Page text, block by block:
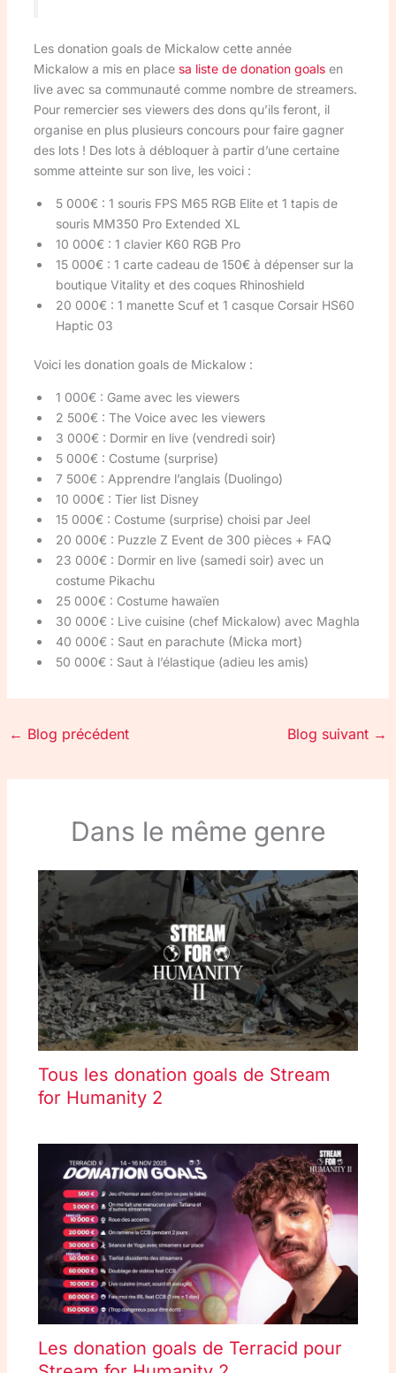
Les donation goals de Mickalow cette année
Mickalow a mis en place sa liste de donation goalsen
live avec sa communauté comme nombre de streamers.
Pour remercier ses viewers des dons qu’ils feront, il
organise en plus plusieurs concours pour faire gagner
des lots ! Des lots à débloquer à partir d’une certaine
somme atteinte sur son live, les voici :
5 000€ : 1 souris FPS M65 RGB Elite et 1 tapis de
souris MM350 Pro Extended XL
10 000€ : 1 clavier K60 RGB Pro
15 000€ : 1 carte cadeau de 150€ à dépenser sur la
boutique Vitality et des coques Rhinoshield
20 000€ : 1 manette Scuf et 1 casque Corsair HS60
Haptic 03
Voici les donation goals de Mickalow :
1 000€ : Game avec les viewers
2 500€ : The Voice avec les viewers
3 000€ : Dormir en live (vendredi soir)
5 000€ : Costume (surprise)
7 500€ : Apprendre l’anglais (Duolingo)
10 000€ : Tier list Disney
15 000€ : Costume (surprise) choisi par Jeel
20 000€ : Puzzle Z Event de 300 pièces + FAQ
23 000€ : Dormir en live (samedi soir) avec un
costume Pikachu
25 000€ : Costume hawaïen
30 000€ : Live cuisine (chef Mickalow) avec Maghla
40 000€ : Saut en parachute (Micka mort)
50 000€ : Saut à l’élastique (adieu les amis)
← Blog précédent Blog suivant →
Dans le même genre
Tous les donation goals de Stream
for Humanity 2
Les donation goals de Terracid pour